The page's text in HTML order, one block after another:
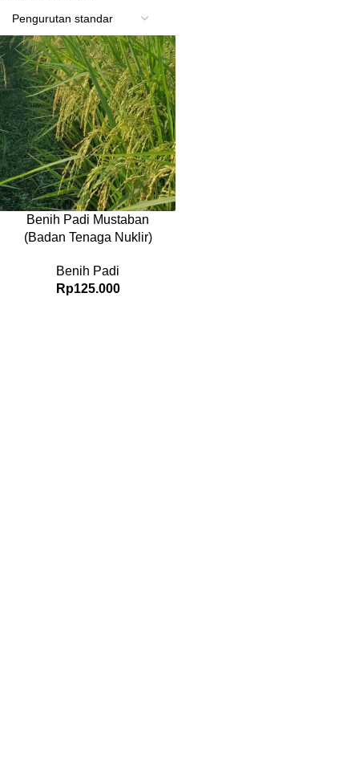
Benih Padi Mustaban
(Badan Tenaga Nuklir)
Benih Padi
Rp125.000